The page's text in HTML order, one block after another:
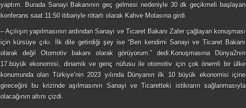
yaptım. Burada Sanayi Bakanının geç gelmesi nedeniyle 30 dk geçikmeli başlayan
konferans saat 11:50 itibariyle rötarlı olarak Kahve Molasına girdi.
– Açılışın yapılmasının ardından Sanayi ve Ticaret Bakanı Zafer çağlayan konuşması
için kürsüye çıkı. İlk dile getirdiği şey ise “Ben kendimi Sanayi ve Ticaret Bakanı
olarak değil Otomotiv bakanı olarak görüyorum.” dedi.Konuşmasına Dünya2nın
17.büyük ekonomisi, dinamik ve genç nüfusu ile otomotiv için çok önemli bir ülke
konumunda olan Türkiye’nin 2023 yılında Dünyanın ilk 10 büyük ekonomisi içine
gireceğini bu krizinde aşılmasının Sanayi ve Ticaretteki istikrarın sağlanmasıyla
olacağının altını çizdi.